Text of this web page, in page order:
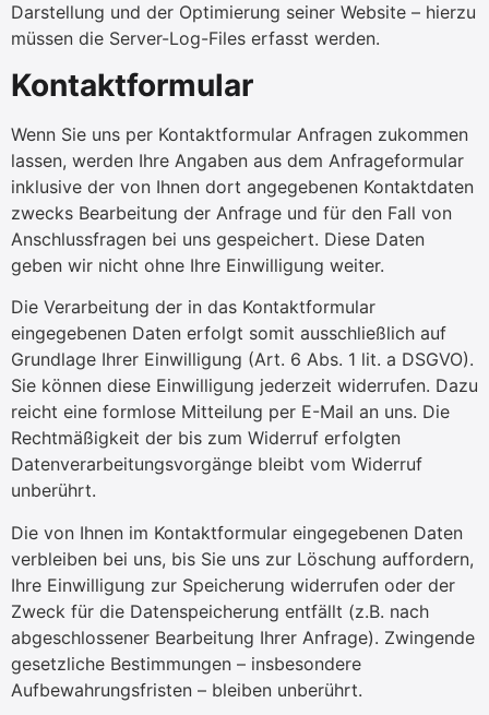
Darstellung und der Optimierung seiner Website – hierzu
müssen die Server-Log-Files erfasst werden.
Kontaktformular
Wenn Sie uns per Kontaktformular Anfragen zukommen
lassen, werden Ihre Angaben aus dem Anfrageformular
inklusive der von Ihnen dort angegebenen Kontaktdaten
zwecks Bearbeitung der Anfrage und für den Fall von
Anschlussfragen bei uns gespeichert. Diese Daten
geben wir nicht ohne Ihre Einwilligung weiter.
Die Verarbeitung der in das Kontaktformular
eingegebenen Daten erfolgt somit ausschließlich auf
Grundlage Ihrer Einwilligung (Art. 6 Abs. 1 lit. a DSGVO).
Sie können diese Einwilligung jederzeit widerrufen. Dazu
reicht eine formlose Mitteilung per E-Mail an uns. Die
Rechtmäßigkeit der bis zum Widerruf erfolgten
Datenverarbeitungsvorgänge bleibt vom Widerruf
unberührt.
Die von Ihnen im Kontaktformular eingegebenen Daten
verbleiben bei uns, bis Sie uns zur Löschung auffordern,
Ihre Einwilligung zur Speicherung widerrufen oder der
Zweck für die Datenspeicherung entfällt (z.B. nach
abgeschlossener Bearbeitung Ihrer Anfrage). Zwingende
gesetzliche Bestimmungen – insbesondere
Aufbewahrungsfristen – bleiben unberührt.